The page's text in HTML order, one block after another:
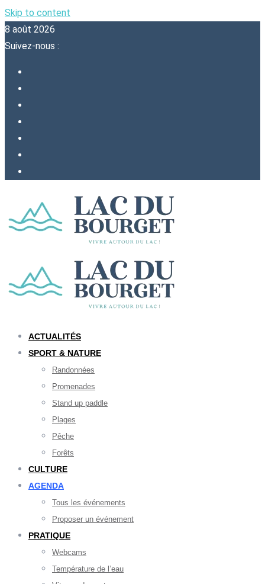
Skip to content
8 août 2026
Suivez-nous :
ACTUALITÉS
SPORT & NATURE
Randonnées
Promenades
Stand up paddle
Plages
Pêche
Forêts
CULTURE
AGENDA
Tous les événements
Proposer un événement
PRATIQUE
Webcams
Température de l’eau